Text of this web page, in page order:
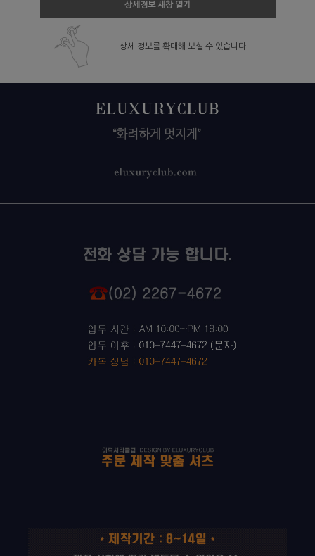
상세정보 새창 열기
상세 정보를 확대해 보실 수 있습니다.